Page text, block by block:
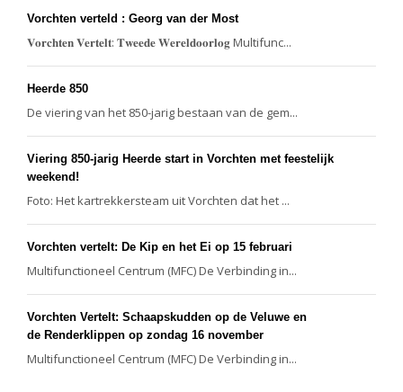
Vorchten verteld : Georg van der Most
𝐕𝐨𝐫𝐜𝐡𝐭𝐞𝐧 𝐕𝐞𝐫𝐭𝐞𝐥𝐭: 𝐓𝐰𝐞𝐞𝐝𝐞 𝐖𝐞𝐫𝐞𝐥𝐝𝐨𝐨𝐫𝐥𝐨𝐠 Multifunc...
Heerde 850
De viering van het 850-jarig bestaan van de gem...
Viering 850-jarig Heerde start in Vorchten met feestelijk
weekend!
Foto: Het kartrekkersteam uit Vorchten dat het ...
Vorchten vertelt: De Kip en het Ei op 15 februari
Multifunctioneel Centrum (MFC) De Verbinding in...
Vorchten Vertelt: Schaapskudden op de Veluwe en
de Renderklippen op zondag 16 november
Multifunctioneel Centrum (MFC) De Verbinding in...